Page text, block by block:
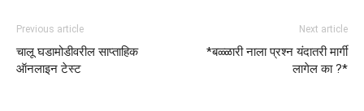
Previous article
चालू घडामोडीवरील साप्ताहिक
ऑनलाइन टेस्ट
Next article
*बळ्ळारी नाला प्रश्न यंदातरी मार्गी
लागेल का ?*